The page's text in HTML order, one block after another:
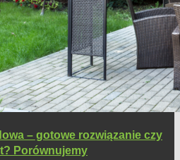
– gotowe rozwiązanie czy
Porównujemy